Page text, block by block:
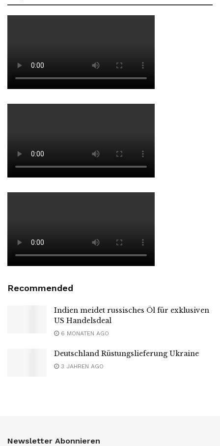
Recommended
Indien meidet russisches Öl für exklusiven
US Handelsdeal
6 MONATEN AGO
Deutschland Rüstungslieferung Ukraine
3 JAHREN AGO
Newsletter Abonnieren